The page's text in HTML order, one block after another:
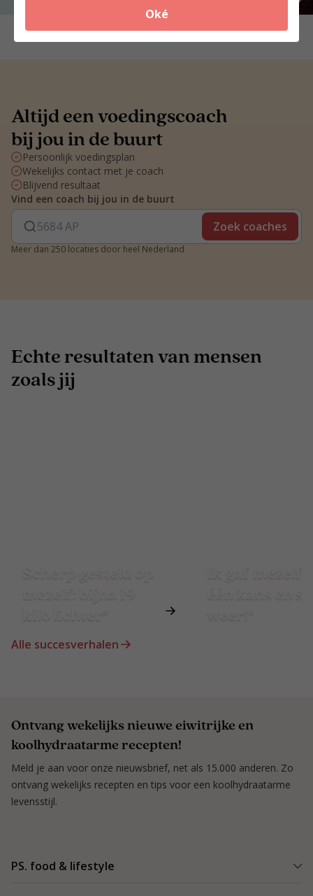
Oké
Altijd een voedingscoach
bij jou in de buurt
Persoonlijk voedingsplan
Wekelijks contact met je coach
Blijvend resultaat
Vind een coach bij jou in de buurt
Zoek coaches
Meer dan 250 locaties door heel Nederland
Echte resultaten van mensen
zoals jij
Alle succesverhalen
Ontvang wekelijks nieuwe eiwitrijke en
koolhydraatarme recepten!
Meld je aan voor onze nieuwsbrief, net als 15.000 anderen. Zo
ontvang wekelijks recepten en tips voor een koolhydraatarme
levensstijl.
PS. food & lifestyle